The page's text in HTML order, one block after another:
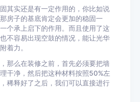
其实还是有一定作用的，你比如说
房子的基底肯定会更加的稳固一
个承上启下的作用。而且使用了这
不容易出现空鼓的情况，能让光华
着力。
那么在装修之前，首先必须要把墙
干净，然后把这种材料按照50%左
稀释好了之后，我们可以直接进行